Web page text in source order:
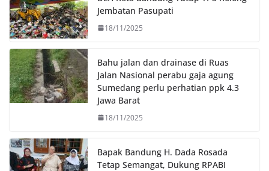
k
p
k
Jembatan Pasupati
18/11/2025
Bahu jalan dan drainase di Ruas
Jalan Nasional perabu gaja agung
Sumedang perlu perhatian ppk 4.3
Jawa Barat
18/11/2025
Bapak Bandung H. Dada Rosada
Tetap Semangat, Dukung RPABI